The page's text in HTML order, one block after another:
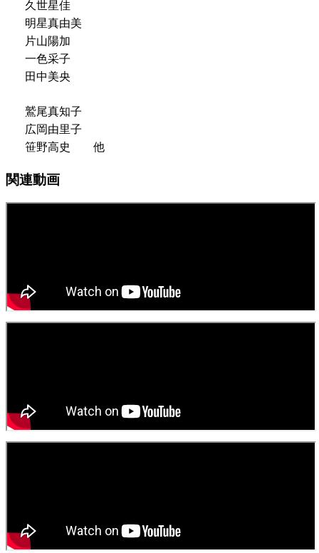
久世星佳
明星真由美
片山陽加
一色采子
田中美央
鷲尾真知子
広岡由里子
笹野高史 他
関連動画